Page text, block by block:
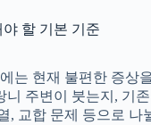
할 기본 기준
는 현재 불편한 증상
니 주변이 붓는지, 기
, 교합 문제 등으로